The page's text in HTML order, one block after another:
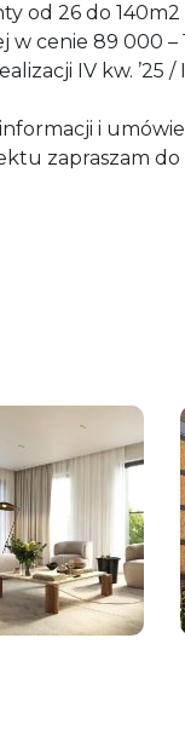
od 26 do 140m2
cenie 89 000 –
IV kw. ’25 / I
i
zapraszam